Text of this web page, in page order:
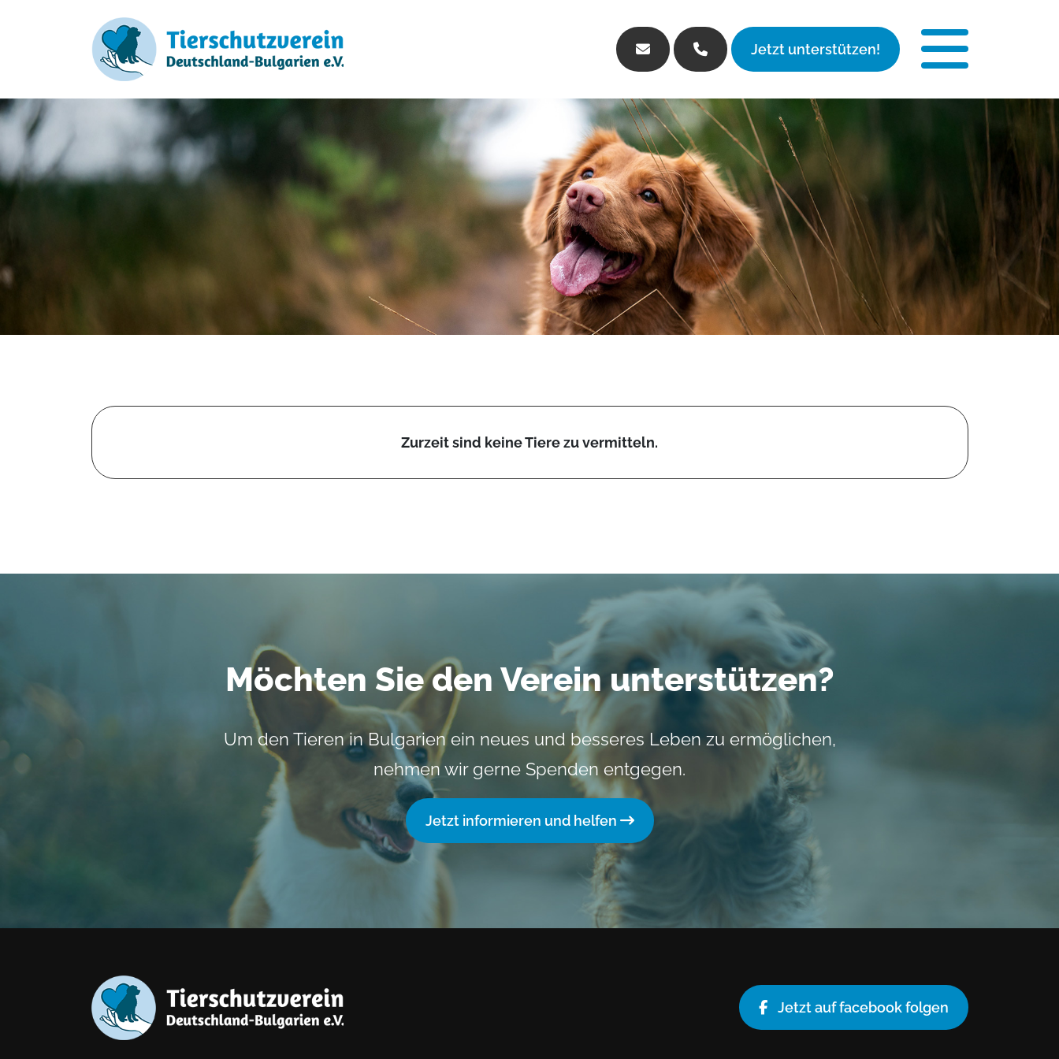
Jetzt unterstützen!
Zurzeit sind keine Tiere zu vermitteln.
Möchten Sie den Verein unterstützen?
Um den Tieren in Bulgarien ein neues und besseres Leben zu ermöglichen,
nehmen wir gerne Spenden entgegen.
Jetzt informieren und helfen
Jetzt auf facebook folgen